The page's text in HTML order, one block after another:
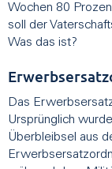
Wochen 80
soll der
Was das ist?
Das
Ursprünglich
Überbleibsel aus